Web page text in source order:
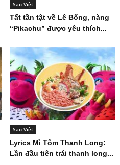
Sao Việt
Tất tần tật về Lê Bống, nàng
“Pikachu” được yêu thích...
Sao Việt
Lyrics Mì Tôm Thanh Long:
Lần đầu tiên trái thanh long...